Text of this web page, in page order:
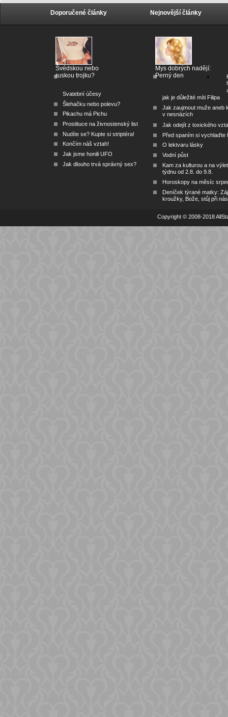
Doporučené články
Švédskou nebo
ruskou trojku?
Svatební účesy
Šlehačku nebo polevu?
Pikachu má Pichu
Prostituce na živnostenský list
Nudíte se? Kupte si striptéra!
Končím náš vztah!
Jak jsme honili UFO
Jak dlouho trvá správný sex?
Nejnovější články
Mys dobrých nadějí:
Perný den
jak je důležité míti Filipa
Jak zaujmout muže aneb
v nesnázích
Jak odejít z toxického
Před spaním si vychlaďte
O lektvaru lásky
Vodní půst
Kam za kulturou a na
týdnu od 2.8. do 9.8.
Horoskopy na měsíc
Deníček týrané matky:
kroužky, Bože, stůj při nás
Copyright © 2008-2018